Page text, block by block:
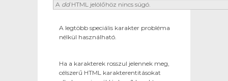
A ddHTML jelölőhöz nincs súgó.
A legtöbb speciális karakter probléma
nélkül használható.
Ha a karakterek rosszul jelennek meg,
célszerű HTML karakterentitásokat